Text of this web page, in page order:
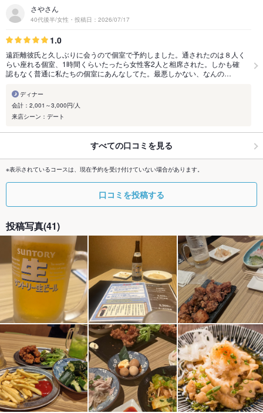
さやさん
40代後半/女性・投稿日：2026/07/17
1.0
遠距離彼氏と久しぶりに会うので個室で予約しました。通されたのは８人く
らい座れる個室、1時間くらいたったら女性客2人と相席された。しかも確
認もなく普通に私たちの個室にあんなしてた。最悪しかない、なんの…
ディナー
会計：2,001～3,000円/人
来店シーン：デート
すべての口コミを見る
※表示されているコースは、現在予約を受け付けていない場合があります。
口コミを投稿する
投稿写真(41)